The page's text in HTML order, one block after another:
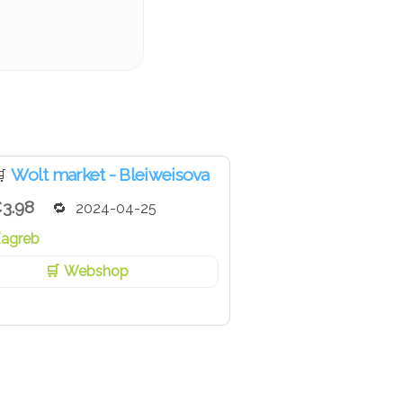
Wolt market - Bleiweisova
2024-04-25
Webshop